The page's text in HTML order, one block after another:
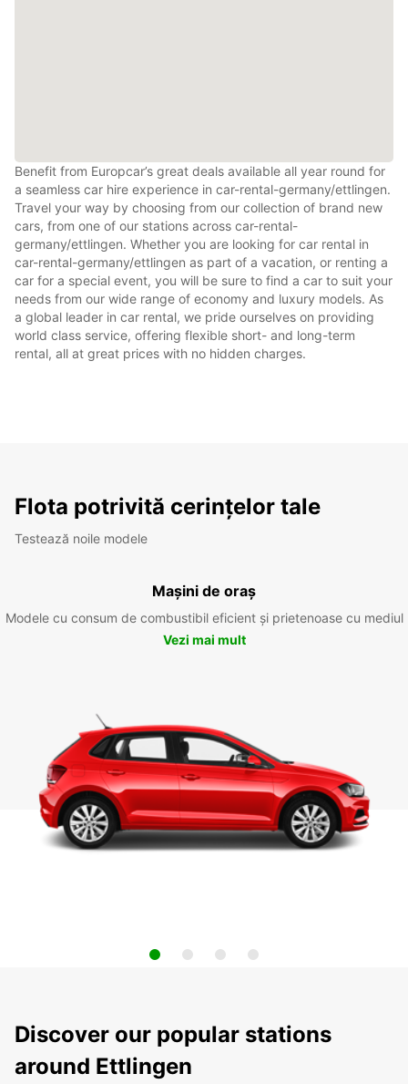
Benefit from Europcar’s great deals available all year round for
a seamless car hire experience in car-rental-germany/ettlingen.
Travel your way by choosing from our collection of brand new
cars, from one of our stations across car-rental-
germany/ettlingen. Whether you are looking for car rental in
car-rental-germany/ettlingen as part of a vacation, or renting a
car for a special event, you will be sure to find a car to suit your
needs from our wide range of economy and luxury models. As
a global leader in car rental, we pride ourselves on providing
world class service, offering flexible short- and long-term
rental, all at great prices with no hidden charges.
Flota potrivită cerințelor tale
Testează noile modele
Mașini de oraș
Modele cu consum de combustibil eficient și prietenoase cu mediul
Vezi mai mult
Discover our popular stations
around Ettlingen